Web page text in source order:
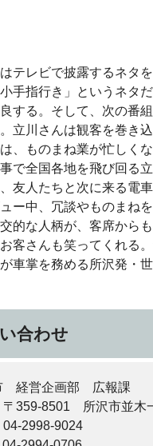
テレビで披露するネタ
手指行き」というネタ
する。そして、次の番
立川さんは観客を巻き
、ものまね業が忙しく
で全国各地を飛び回る
友人たちと次に来る電
ー中、冗談やものまね
的な人柄が、客席から
客さんも笑ってくれる
車掌を務める所沢発・
合わせ
経営企画部 広報課
〒359-8501 所沢市並
04-2998-9024